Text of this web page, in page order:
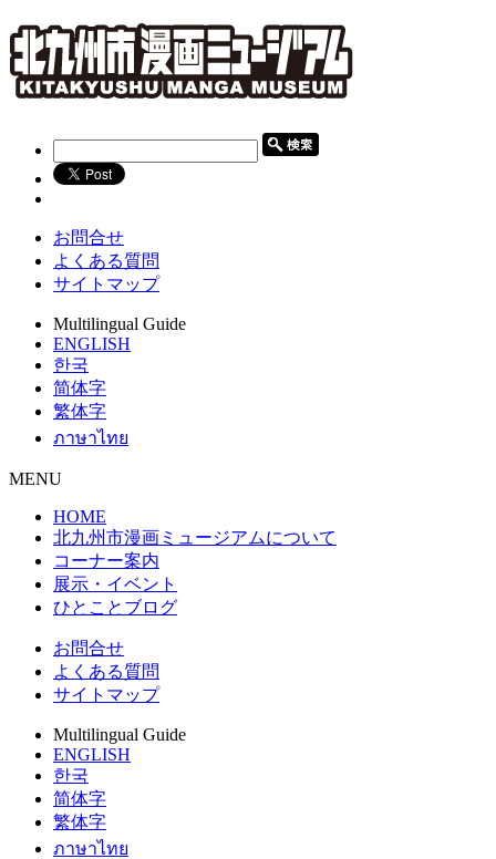
お問合せ
よくある質問
サイトマップ
Multilingual Guide
ENGLISH
한국
简体字
繁体字
ภาษาไทย
MENU
HOME
北九州市漫画ミュージアムについて
コーナー案内
展示・イベント
ひとことブログ
お問合せ
よくある質問
サイトマップ
Multilingual Guide
ENGLISH
한국
简体字
繁体字
ภาษาไทย